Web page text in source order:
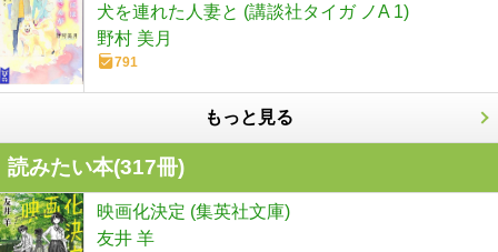
犬を連れた人妻と (講談社タイガ ノA 1)
野村 美月
791
もっと見る
読みたい本(317冊)
映画化決定 (集英社文庫)
友井 羊